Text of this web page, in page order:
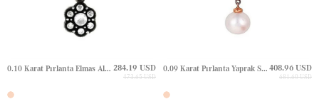
0.10 Karat Pırlanta Elmas Altın Kolye 284.19 USD
473.65 USD
0.09 Karat Pırlanta Yaprak Sallantılı İnci Elmas Altın Kolye 408.96 USD
681.60 USD